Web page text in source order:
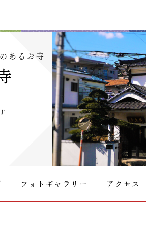
あるお寺
フォトギャラリー アクセス